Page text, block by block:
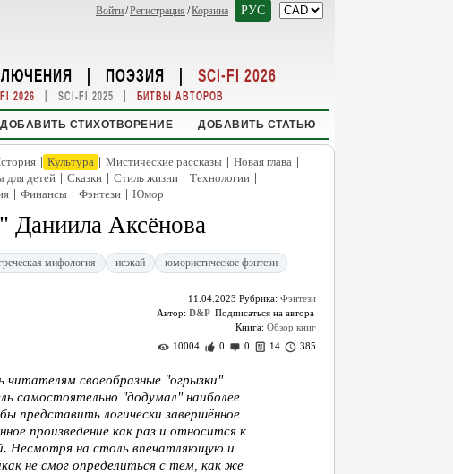
Войти/Регистрация /Корзина РУС
| ПОЭЗИЯ | SCI-FI 2026
2026 | SCI-FI 2025 | БИТВЫ АВТОРОВ
ДОБАВИТЬ СТИХОТВОРЕНИЕ ДОБАВИТЬ СТАТЬЮ
| Культура | Мистические рассказы | Новая глава |
для детей | Сказки | Стиль жизни | Технологии |
| Финансы | Фэнтези | Юмор
Даниила Аксёнова
мифология исэкай юмористическое фэнтези
11.04.2023 Рубрика: Фэнтези
Автор: D&P
Книга: Обзор книг
10004
0 0 14 385
своеобразные "огрызки"
самостоятельно "додумал" наиболее
представить логически завершённое
произведение как раз и относится к
Несмотря на столь впечатляющую и
не смог определиться с тем, как же